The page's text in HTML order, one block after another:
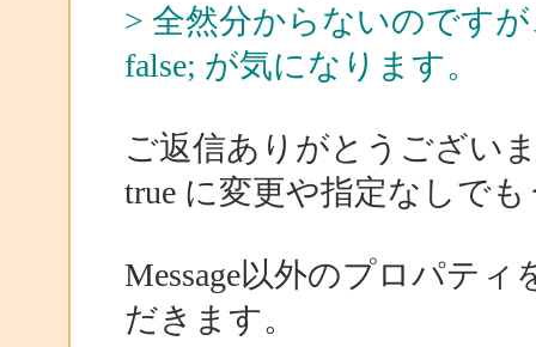
> 全然分からないのですが
false; が気になります。
ご返信ありがとうござい
true に変更や指定なしで
Message以外のプロパテ
だきます。